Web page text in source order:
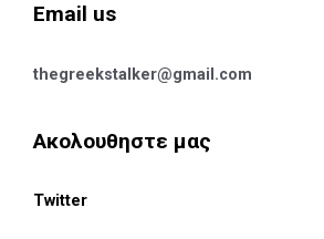
Email us
thegreekstalker@gmail.com
Ακολουθηστε μας
Twitter